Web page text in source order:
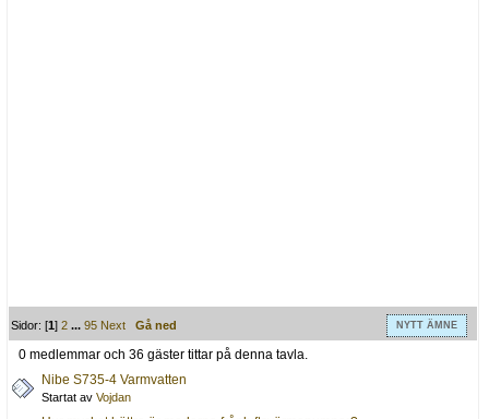
Sidor: [1]2 ...95 Next Gå ned NYTT ÄMNE
0 medlemmar och 36 gäster tittar på denna tavla.
Nibe S735-4 Varmvatten
Startat av Vojdan